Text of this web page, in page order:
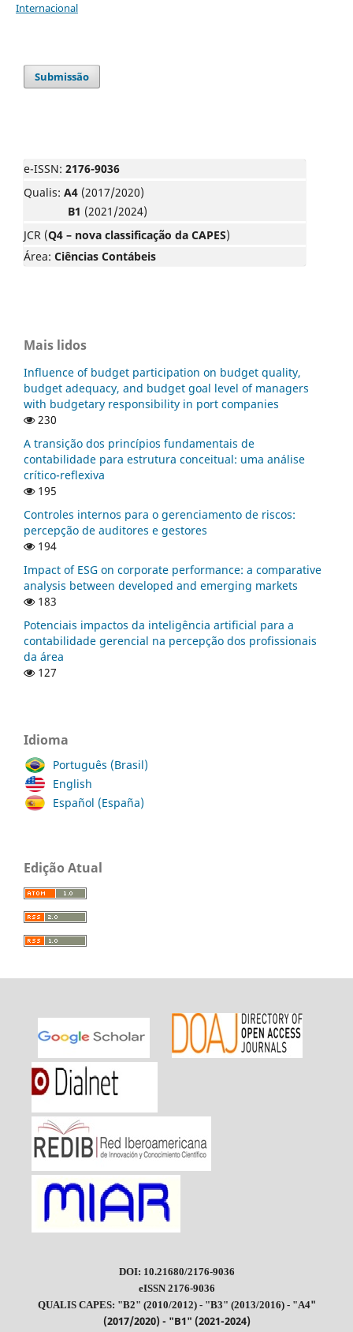
Internacional
Submissão
e-ISSN: 2176-9036
Qualis: A4 (2017/2020)
B1 (2021/2024)
JCR (Q4 – nova classificação da CAPES)
Área: Ciências Contábeis
Mais lidos
Influence of budget participation on budget quality,
budget adequacy, and budget goal level of managers
with budgetary responsibility in port companies
230
A transição dos princípios fundamentais de
contabilidade para estrutura conceitual: uma análise
crítico-reflexiva
195
Controles internos para o gerenciamento de riscos:
percepção de auditores e gestores
194
Impact of ESG on corporate performance: a comparative
analysis between developed and emerging markets
183
Potenciais impactos da inteligência artificial para a
contabilidade gerencial na percepção dos profissionais
da área
127
Idioma
Português (Brasil)
English
Español (España)
Edição Atual
DOI: 10.21680/2176-9036
eISSN 2176-9036
QUALIS CAPES: "B2" (2010/2012) - "B3" (2013/2016) - "A4"
(2017/2020) - "B1" (2021-2024)